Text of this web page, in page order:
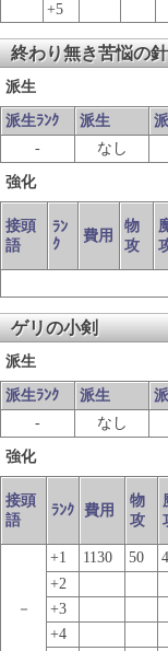
+5
終わり無き苦悩の
派生
派生ﾗﾝｸ 派生
-
なし
強化
接頭
語
ﾗﾝ
ｸ
費用
物
攻
ゲリの小剣
派生
派生ﾗﾝｸ 派生
-
なし
強化
接頭
語
ﾗﾝｸ 費用
物
攻
－
+1 1130 50
+2
+3
+4